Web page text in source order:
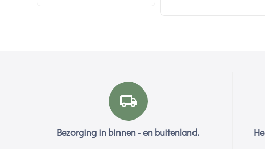
Bezorging in binnen - en buitenland.